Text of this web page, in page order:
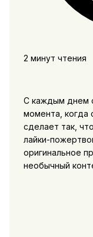
2 минут чтения
С каждым днем
момента, когда
сделает так,
лайки-
оригинальное
необычный